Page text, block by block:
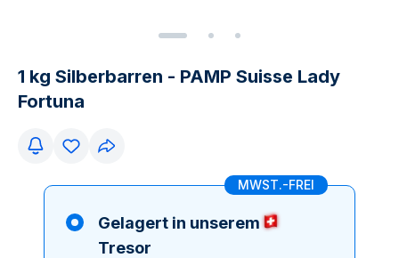
1 kg Silberbarren - PAMP Suisse Lady
Fortuna
MWST.-FREI
Gelagert in unserem
Tresor